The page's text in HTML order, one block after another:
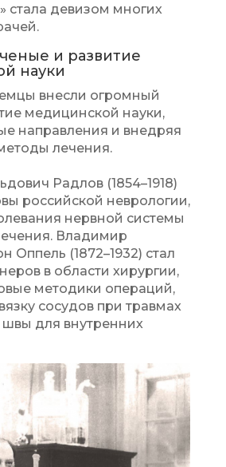
стала девизом многих
и развитие
науки
внесли огромный
медицинской науки,
направления и внедряя
лечения.
Радлов (1854–1918)
российской неврологии,
нервной системы
Владимир
Оппель (1872–1932) стал
в области хирургии,
методики операций,
сосудов при травмах
для внутренних